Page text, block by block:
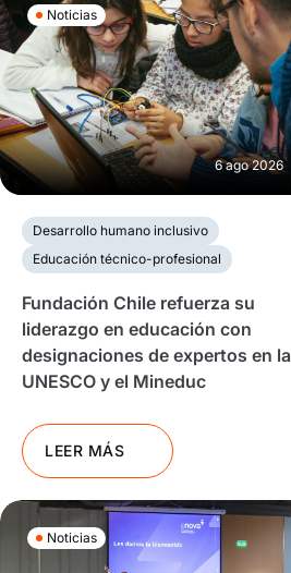
Noticias
6 ago 2026
Desarrollo humano inclusivo
Educación técnico-profesional
Fundación Chile refuerza su
liderazgo en educación con
designaciones de expertos en la
UNESCO y el Mineduc
LEER MÁS
Noticias